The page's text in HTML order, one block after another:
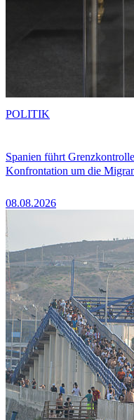
Spanien führt
Konfrontation um die
08.08.2026
POLITIK